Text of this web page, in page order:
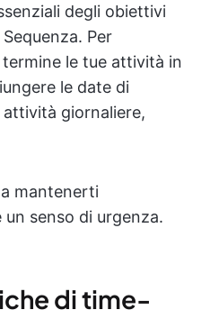
degli obiettivi
Per
le tue attività in
le date di
giornaliere,
mantenerti
senso di urgenza.
di time-